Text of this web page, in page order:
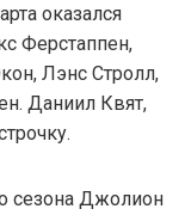
оказался
Ферстаппен,
Лэнс Стролл,
Даниил Квят,
сезона Джолион